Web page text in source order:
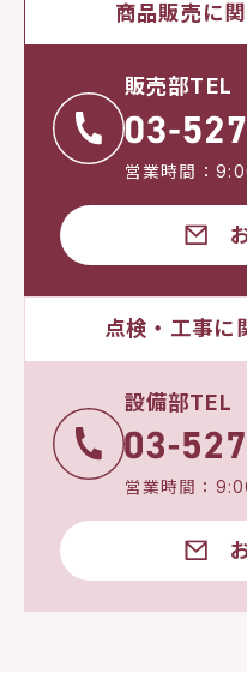
商品販売に
販売部TEL
営業時間：
点検・工事に
設備部TEL
営業時間：